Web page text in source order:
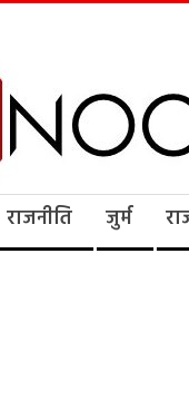
राजनीति जुर्म